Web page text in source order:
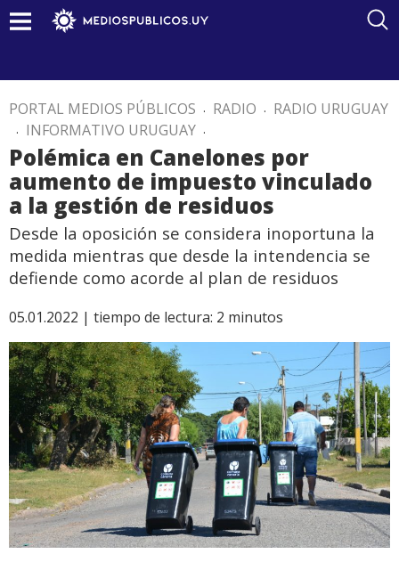
PORTAL MEDIOS PÚBLICOS . RADIO . RADIO URUGUAY
. INFORMATIVO URUGUAY .
Polémica en Canelones por
aumento de impuesto vinculado
a la gestión de residuos
Desde la oposición se considera inoportuna la
medida mientras que desde la intendencia se
defiende como acorde al plan de residuos
05.01.2022 | tiempo de lectura: 2 minutos